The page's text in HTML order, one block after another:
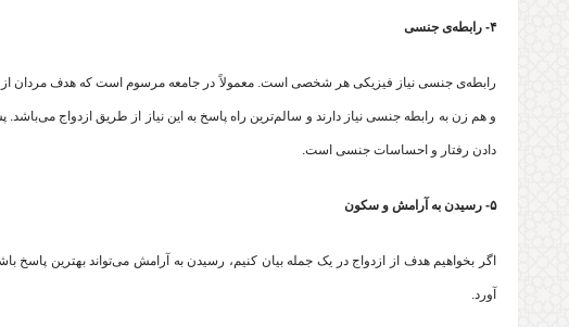
۴- رابطه‌ی جنسی
رابطه‌ی جنسی نیاز فیزیکی هر شخصی است. معمولاً در جامعه مرسوم است که هدف مردان از
و هم زن به رابطه جنسی نیاز دارند و سالم‌ترین راه پاسخ به این نیاز از طریق ازدواج
دادن رفتار و احساسات جنسی است.
۵- رسیدن به آرامش و سکون
اگر بخواهیم هدف از ازدواج در یک جمله بیان کنیم، رسیدن به آرامش می‌تواند بهترین پاسخ
آورد.